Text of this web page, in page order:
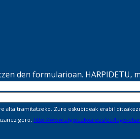
den formularioan.
tramitatzeko. Zure eskubideak erabil
gero. http://www.atgipuzkoa.eus/eu/lege-